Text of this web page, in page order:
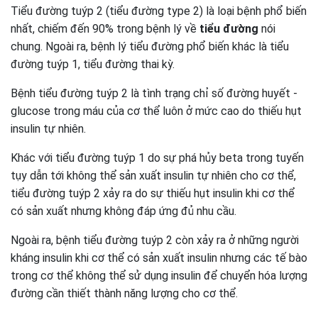
Tiểu đường tuýp 2 (tiểu đường type 2) là loại bệnh phổ biến
nhất, chiếm đến 90% trong bệnh lý về tiểu đường nói
chung. Ngoài ra, bệnh lý tiểu đường phổ biến khác là tiểu
đường tuýp 1, tiểu đường thai kỳ.
Bệnh tiểu đường tuýp 2 là tình trạng chỉ số đường huyết -
glucose trong máu của cơ thể luôn ở mức cao do thiếu hụt
insulin tự nhiên.
Khác với tiểu đường tuýp 1 do sự phá hủy beta trong tuyến
tụy dẫn tới không thể sản xuất insulin tự nhiên cho cơ thể,
tiểu đường tuýp 2 xảy ra do sự thiếu hụt insulin khi cơ thể
có sản xuất nhưng không đáp ứng đủ nhu cầu.
Ngoài ra, bệnh tiểu đường tuýp 2 còn xảy ra ở những người
kháng insulin khi cơ thể có sản xuất insulin nhưng các tế bào
trong cơ thể không thể sử dụng insulin để chuyển hóa lượng
đường cần thiết thành năng lượng cho cơ thể.